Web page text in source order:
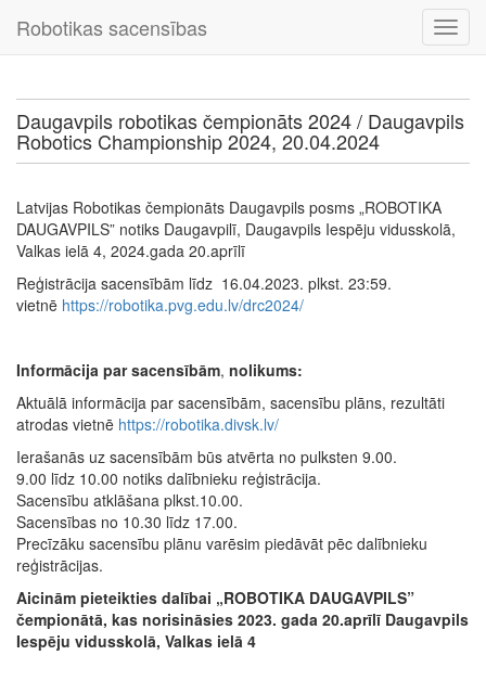
Robotikas sacensības
Daugavpils robotikas čempionāts 2024 / Daugavpils
Robotics Championship 2024, 20.04.2024
Latvijas Robotikas čempionāts Daugavpils posms „ROBOTIKA
DAUGAVPILS” notiks Daugavpilī, Daugavpils Iespēju vidusskolā,
Valkas ielā 4, 2024.gada 20.aprīlī
Reģistrācija sacensībām līdz 16.04.2023. plkst. 23:59.
vietnē https://robotika.pvg.edu.lv/drc2024/
Informācija par sacensībām, nolikums:
Aktuālā informācija par sacensībām, sacensību plāns, rezultāti
atrodas vietnē https://robotika.divsk.lv/
Ierašanās uz sacensībām būs atvērta no pulksten 9.00.
9.00 līdz 10.00 notiks dalībnieku reģistrācija.
Sacensību atklāšana plkst.10.00.
Sacensības no 10.30 līdz 17.00.
Precīzāku sacensību plānu varēsim piedāvāt pēc dalībnieku
reģistrācijas.
Aicinām pieteikties dalībai „ROBOTIKA DAUGAVPILS”
čempionātā, kas norisināsies 2023. gada 20.aprīlī Daugavpils
Iespēju vidusskolā, Valkas ielā 4